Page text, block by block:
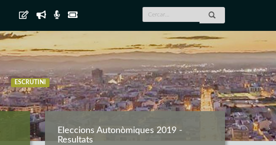
ESCRUTINI
Eleccions Autonòmiques 2019 -
Resultats